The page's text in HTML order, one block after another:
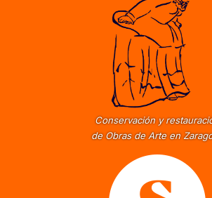
Conservación y
de Obras de Arte en